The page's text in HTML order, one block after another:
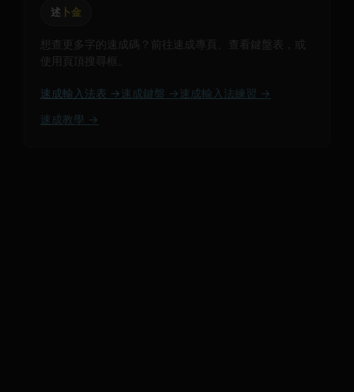
述 卜金
想查更多字的速成碼？前往速成專頁、查看鍵盤表，或
使用頁頂搜尋框。
速成輸入法表 → 速成鍵盤 → 速成輸入法練習 →
速成教學 →